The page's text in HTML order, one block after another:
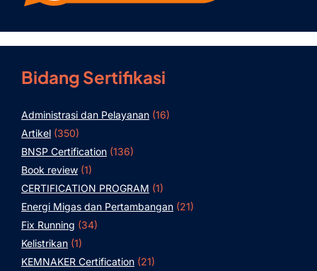
Bidang Sertifikasi
Administrasi dan Pelayanan (16)
Artikel (350)
BNSP Certification (136)
Book review (1)
CERTIFICATION PROGRAM (1)
Energi Migas dan Pertambangan (21)
Fix Running (34)
Kelistrikan (1)
KEMNAKER Certification (21)